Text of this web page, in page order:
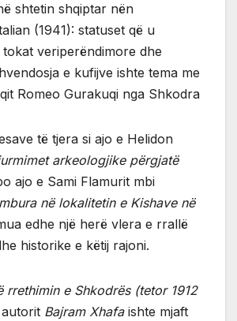
shtetin shqiptar nën
(1941): statuset që u
veriperëndimore dhe
e kufijve ishte tema me
Romeo Gurakuqi nga Shkodra
të tjera si ajo e Helidon
arkeologjike përgjatë
ajo e Sami Flamurit mbi
në lokalitetin e Kishave në
edhe një herë vlera e rrallë
historike e këtij rajoni.
rrethimin e Shkodrës (tetor 1912
Bajram Xhafaishte mjaft